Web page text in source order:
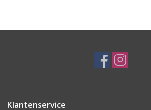
Klantenservice